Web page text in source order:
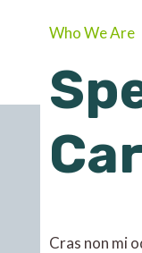
Who We Are
Cras non mi